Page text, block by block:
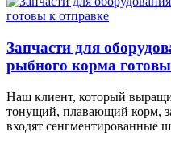
Запчасти для
рыбного корма
Наш клиент, который
тонущий, плавающий корм,
входят сенгментированные